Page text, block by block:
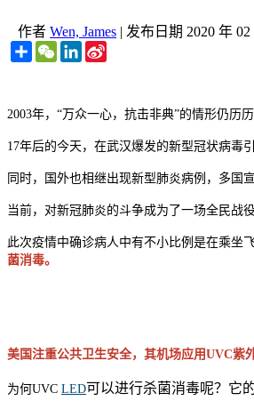
作者 Wen, James | 发布日期 2020 年
ShareWeChatLinkedIn
2003年，“万众一心，抗击非典”的情形仍历历
17年后的今天，在武汉爆发的新型冠状病毒
同时，国外也相继出现新型肺炎病例，多国
当前，对新冠肺炎的斗争成为了一场全民战
此次疫情中确诊病人中有不小比例是在乘坐
菌消毒。
美国注重公共卫生安全，其机场应用UVC紫
为何UVC LED可以进行杀菌消毒呢？它